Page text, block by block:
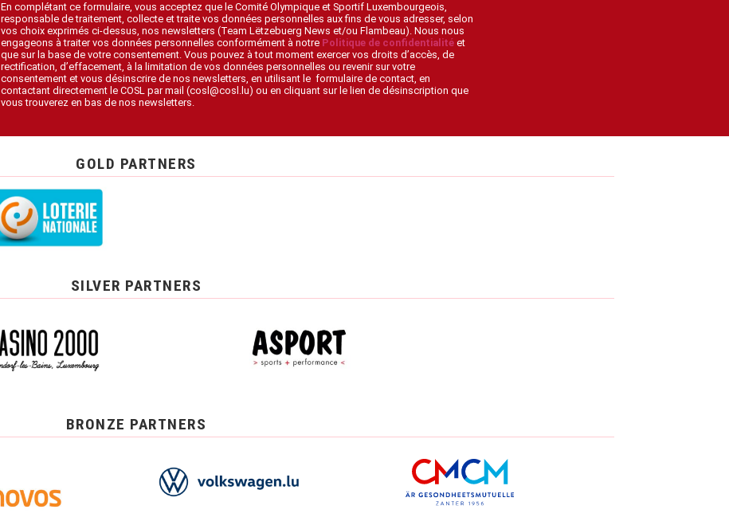
En complétant ce formulaire, vous acceptez que le Comité Olympique et Sportif Luxembourgeois,
responsable de traitement, collecte et traite vos données personnelles aux fins de vous adresser, selon
vos choix exprimés ci-dessus, nos newsletters (Team Lëtzebuerg News et/ou Flambeau). Nous nous
engageons à traiter vos données personnelles conformément à notre Politique de confidentialité et
que sur la base de votre consentement. Vous pouvez à tout moment exercer vos droits d’accès, de
rectification, d’effacement, à la limitation de vos données personnelles ou revenir sur votre
consentement et vous désinscrire de nos newsletters, en utilisant le formulaire de contact, en
contactant directement le COSL par mail (cosl@cosl.lu) ou en cliquant sur le lien de désinscription que
vous trouverez en bas de nos newsletters.
GOLD PARTNERS
SILVER PARTNERS
BRONZE PARTNERS